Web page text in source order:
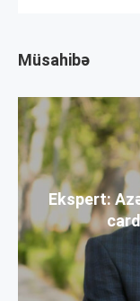
Müsahibə
Ekspert: